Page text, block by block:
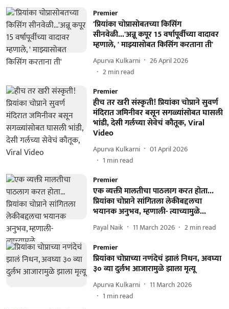
Premier
'प्रियांका चोप्रासोबतच्या किसिंग
सीनवेळी...'अन्नू कपूर 15 वर्षापूर्वीच्या वादावर
म्हणाले, ' माझ्यासोबत किसिंग करताना ती'
Apurva Kulkarni
26 April 2026
2min read
Premier
हीच तर खरी संस्कृती! प्रियांका चोप्राने सुवर्ण
मंदिरात जमिनीवर बसून सगळ्यांसोबत घासली
भांडी, देसी गर्लच्या सेवेचं कौतूक, Viral
Video
Apurva Kulkarni
01 April 2026
1 min read
Premier
एक व्यक्ती मालतीचा पाठलाग करत होता...
प्रियांका चोप्राने सांगितला लेकीबद्दलचा
भयानक अनुभव, म्हणाली- त्याच्यामुळे...
Payal Naik 11 March 2026 2min read
Premier
प्रियांका चोप्राच्या नणंदेचं झालं निधन, अवघ्या
३० व्या दुर्लभ आजारामुळे झाला मृत्यू
Apurva Kulkarni
11 March 2026
1 min read